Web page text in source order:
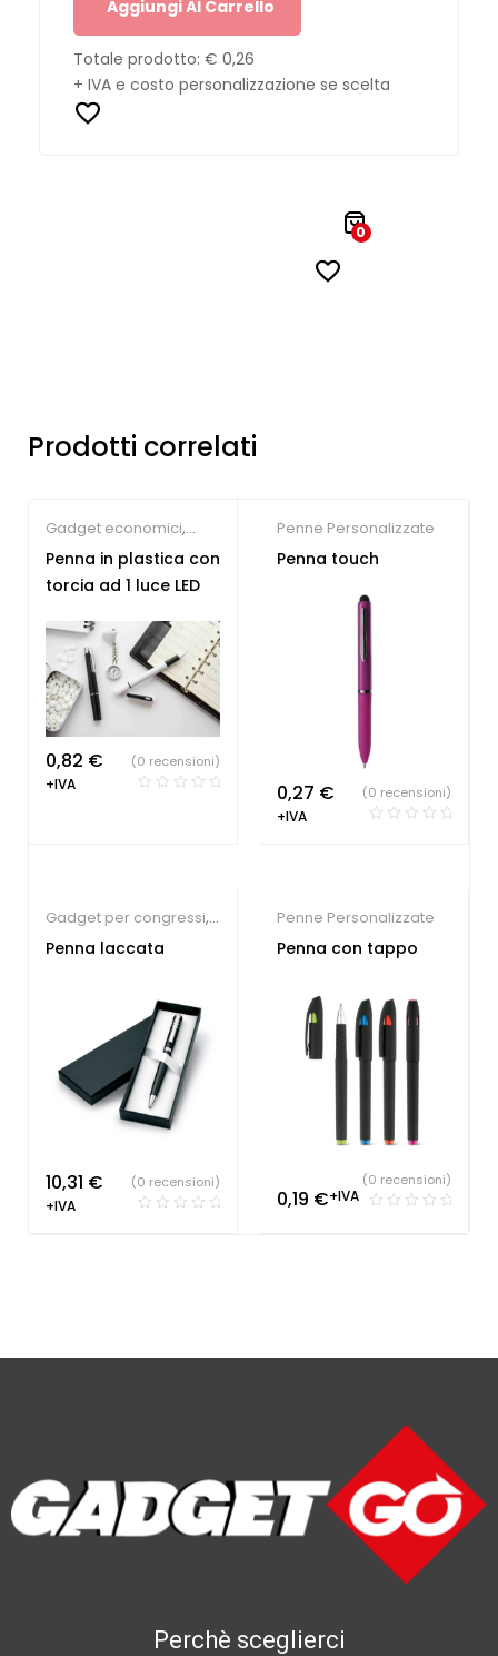
Aggiungi Al Carrello
Totale prodotto: € 0,26
+ IVA e costo personalizzazione se scelta
0
Prodotti correlati
Gadget economici,
Penne Personalizzate
Penna in plastica con
torcia ad 1 luce LED
0,82 €
+IVA
(0 recensioni)
Penne Personalizzate
Penna touch
0,27 €
+IVA
(0 recensioni)
Gadget per congressi,
Penne Personalizzate
Penna laccata
10,31 €
+IVA
(0 recensioni)
Penne Personalizzate
Penna con tappo
0,19 €+IVA
(0 recensioni)
Perchè sceglierci